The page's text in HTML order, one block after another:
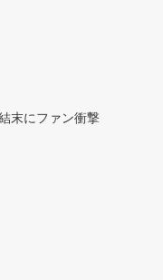
末にファン衝撃